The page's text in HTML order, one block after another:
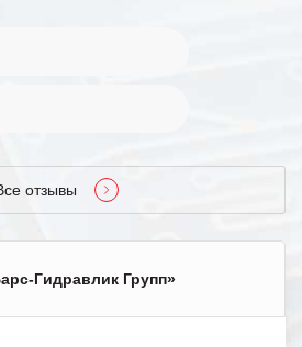
отзывы
Гидравлик Групп»